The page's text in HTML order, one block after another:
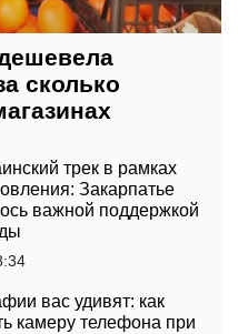
сколько
трек в рамках
Закарпатье
важной поддержкой
вас удивят: как
камеру телефона при